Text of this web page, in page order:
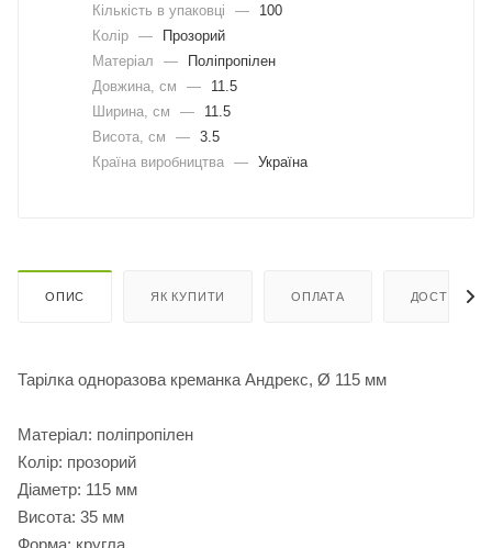
Кількість в упаковці
—
100
Колір —
Прозорий
Матеріал
—
Поліпропілен
Довжина, cм
—
11.5
Ширина, cм
—
11.5
Висота, см
— 3.5
Країна виробництва — Україна
ОПИС ЯК КУПИТИ ОПЛАТА ДОСТАВКА
Тарілка одноразова креманка Андрекс, Ø 115 мм
Матеріал: поліпропілен
Колір: прозорий
Діаметр: 115 мм
Висота: 35 мм